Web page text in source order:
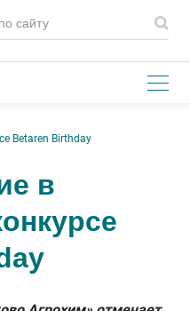
Betaren Birthday
в